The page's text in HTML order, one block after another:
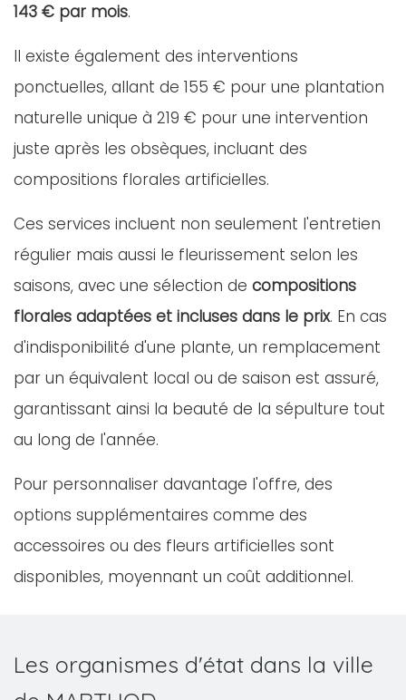
143 € par mois.
Il existe également des interventions
ponctuelles, allant de 155 € pour une plantation
naturelle unique à 219 € pour une intervention
juste après les obsèques, incluant des
compositions florales artificielles.
Ces services incluent non seulement l'entretien
régulier mais aussi le fleurissement selon les
saisons, avec une sélection de compositions
florales adaptées et incluses dans le prix. En cas
d'indisponibilité d'une plante, un remplacement
par un équivalent local ou de saison est assuré,
garantissant ainsi la beauté de la sépulture tout
au long de l'année.
Pour personnaliser davantage l'offre, des
options supplémentaires comme des
accessoires ou des fleurs artificielles sont
disponibles, moyennant un coût additionnel.
Les organismes d'état dans la ville